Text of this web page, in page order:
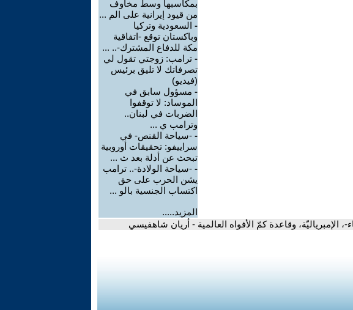
بمكاسبها وسط مخاوف
من قيود إيرانية على الم ...
- السعودية وتركيا
وباكستان توقع -اتفاقية
مكة للدفاع المشترك-.. ...
- ترامب: زوجتي تقول لي
تصرفاتك لا تليق برئيس
(فيديو)
- مسؤول سابق في
الموساد: لا توقفوا
الضربات في لبنان..
وترامب ي ...
- -سياحة القنص- في
سراييفو: تحقيقات أوروبية
تبحث عن أدلة بعد ث ...
- -سياحة الولادة-.. ترامب
يشن الحرب على حق
اكتساب الجنسية بالو ...
المزيد.....
، الإمبرياليّة، وقاعدة كمّ الأفواه العالمية - أريان شاهفيسي